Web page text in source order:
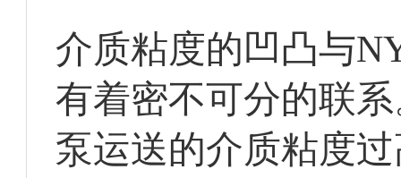
介质粘度的凹凸与
有着密不可分的联
泵运送的介质粘度